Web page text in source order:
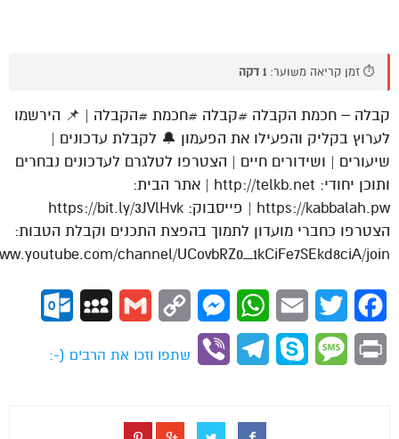
⏱️ זמן קריאה משוער: 1 דקה
קבלה – חכמת הקבלה #קבלה #חכמת #הקבלה | 📌 הירשמו
לערוץ בקליק והפעילו את הפעמון 🔔 לקבלת עדכונים |
שיעורים | ושידורים חיים | הצטרפו לטלגרם לעדכונים נבחרים
ותוכן יחודי: http://telkb.net | אתר הבית:
https://kabbalah.pw | פייסבוק: https://bit.ly/3JVlHvk
הצטרפו כחברי מועדון לתמוך בהפצת התכנים וקבלת הטבות:
channel/UCovbRZ0_1kCiFe7SEkd8ciA/join
Facebook
Twitter
Email
WhatsApp
Messenger
Copy
Gmail
MySpace
Print
Message
Skype
Telegram
Viber
שתפו וזכו את הרבים (-: